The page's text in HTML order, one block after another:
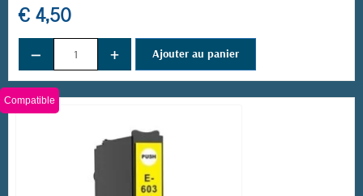
€ 4,50
− + Ajouter au panier
Compatible